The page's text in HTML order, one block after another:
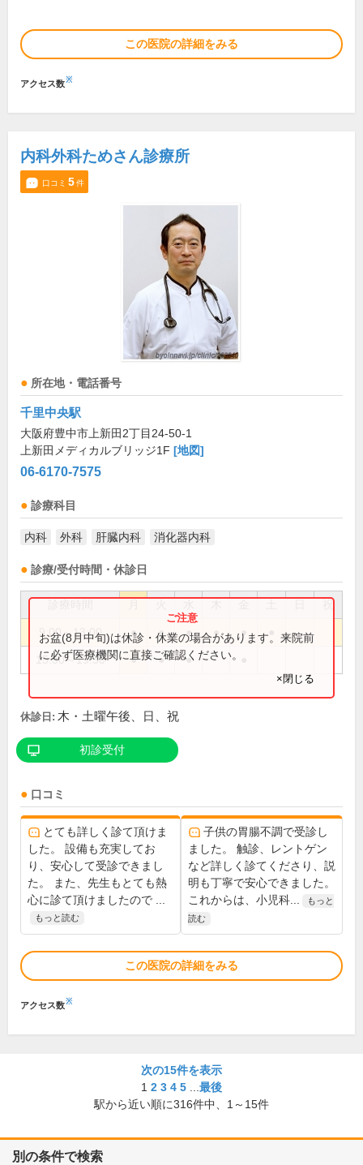
この医院の詳細をみる
アクセス数※
内科外科ためさん診療所
口コミ 5件
所在地・電話番号
千里中央駅
大阪府豊中市上新田2丁目24-50-1
上新田メディカルブリッジ1F [地図]
06-6170-7575
診療科目
内科 外科 肝臓内科 消化器内科
診療/受付時間・休診日
祝
9:00～13:00 ● ● ● ● ●
15:30～19:30 ● ● ●
お盆(8月中旬)は休診・休業の場合があります。来院前
に必ず医療機関に直接ご確認ください。
×閉じる
休診日: 木・土曜午後、日、祝
初診受付
口コミ
とても詳しく診て頂けま
した。 設備も充実してお
り、安心して受診できまし
た。 また、先生もとても熱
心に診て頂けましたので ...
もっと読む
子供の胃腸不調で受診し
ました。 触診、レントゲン
など詳しく診てくださり、説
明も丁寧で安心できました。
これからは、小児科...
もっと
読む
この医院の詳細をみる
アクセス数※
次の15件を表示
1 2 3 4 5
最後
駅から近い順に316件中、 1～15件
別の条件で検索